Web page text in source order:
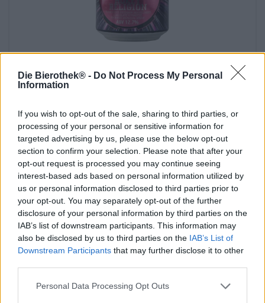
Die Bierothek® - Do Not Process My Personal
Information
If you wish to opt-out of the sale, sharing to third parties, or
processing of your personal or sensitive information for
targeted advertising by us, please use the below opt-out
section to confirm your selection. Please note that after your
opt-out request is processed you may continue seeing
interest-based ads based on personal information utilized by
us or personal information disclosed to third parties prior to
your opt-out. You may separately opt-out of the further
disclosure of your personal information by third parties on the
IAB’s list of downstream participants. This information may
also be disclosed by us to third parties on the IAB’s List of
Downstream Participants that may further disclose it to other
Personal Data Processing Opt Outs
Porter och Stout | Fatlagrade öl | Mörk och svart öl | Flerkorns öl | Frukt-,
hokey religion - four roses ba
EINWEG
0,33 L BURK - € 42,70 / LTR
Slutsåld
Untappd: 4,41